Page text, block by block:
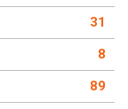
31
8
89